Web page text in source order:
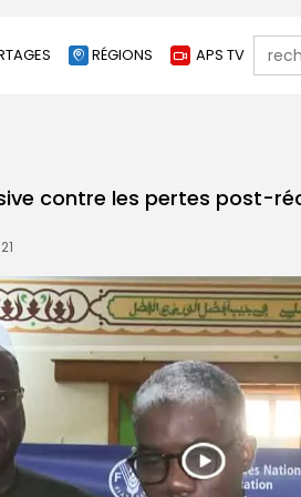
RÉGIONS APS TV for:
contre les pertes post-